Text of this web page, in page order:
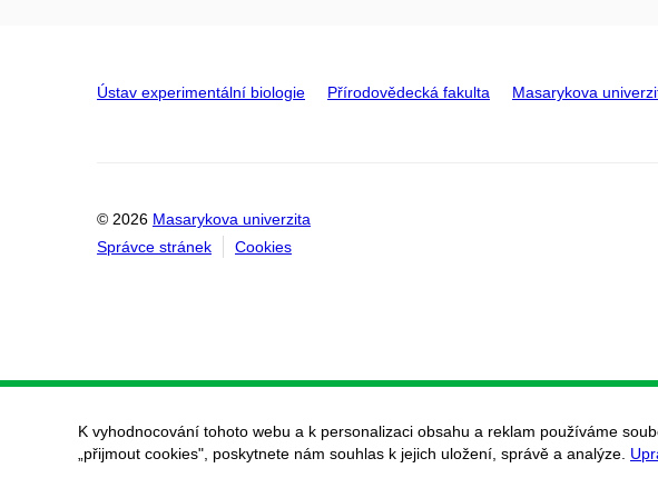
Ústav experimentální biologie Přírodovědecká fakulta Masarykova
© 2026 Masarykova univerzita
Správce stránek
Cookies
K vyhodnocování tohoto webu a k personalizaci obsahu a reklam používáme
„přijmout cookies", poskytnete nám souhlas k jejich uložení, správě a analýze.